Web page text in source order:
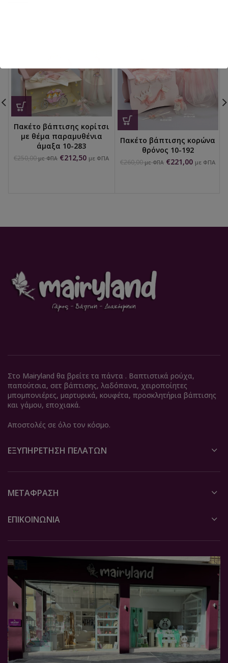
Πακέτο βάπτισης κορίτσι
με θέμα παραμυθένια
άμαξα 10-283
€250,00 με ΦΠΑ €212,50 με ΦΠΑ
Πακέτο βάπτισης κορώνα
θρόνος 10-192
€260,00 με ΦΠΑ €221,00 με ΦΠΑ
Στο Mairyland θα βρείτε τα πάντα . Βαπτιστικά ρούχα,
παπούτσια, σετ βάπτισης, λαδόπανα, χειροποίητες
μπομπονιέρες, μαρτυρικά, κουφέτα, προσκλητήρια βάπτισης
και γάμου, εποχιακά.
Αποστολές σε όλο τον κόσμο.
ΕΞΥΠΗΡΈΤΗΣΗ ΠΕΛΑΤΏΝ
ΜΕΤΆΦΡΑΣΗ
ΕΠΙΚΟΙΝΩΝΙΑ